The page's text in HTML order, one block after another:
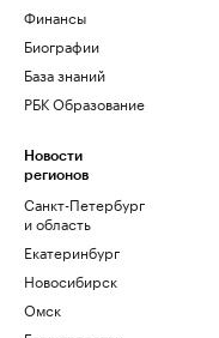
Финансы
Биографии
База знаний
РБК Образование
Новости
регионов
Санкт-Петербург
и область
Екатеринбург
Новосибирск
Омск